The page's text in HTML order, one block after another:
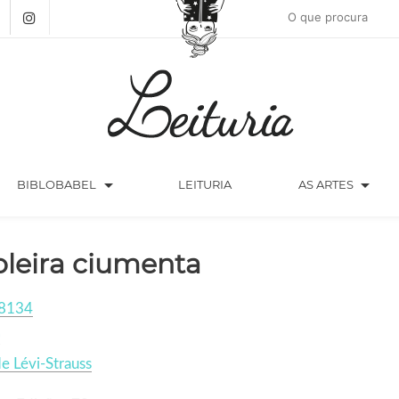
BIBLOBABEL arrow_drop_down LEITURIA AS ARTES arrow_drop_down
ciumenta
Lévi-Strauss